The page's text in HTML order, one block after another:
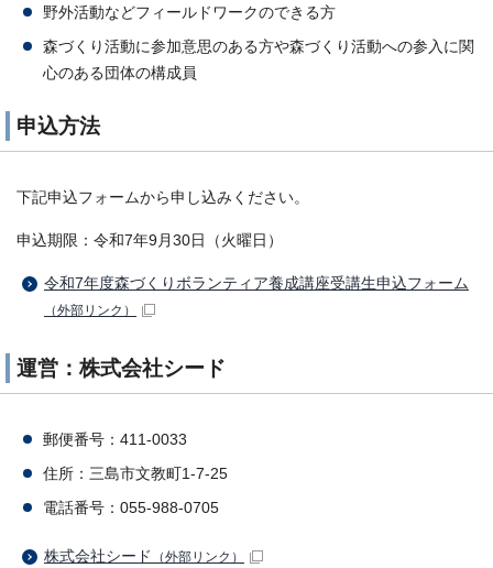
野外活動などフィールドワークのできる方
森づくり活動に参加意思のある方や森づくり活動への参入に関
心のある団体の構成員
申込方法
下記申込フォームから申し込みください。
申込期限：令和7年9月30日（火曜日）
令和7年度森づくりボランティア養成講座受講生申込フォーム
（外部リンク）
運営：株式会社シード
郵便番号：411-0033
住所：三島市文教町1-7-25
電話番号：055-988-0705
株式会社シード （外部リンク）